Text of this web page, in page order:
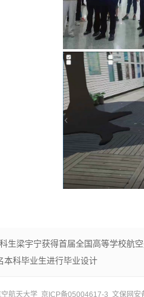
生梁宇宁获得首届全国高等学校航
本科毕业生进行毕业设计
空航天大学 京ICP备05004617-3 文保网